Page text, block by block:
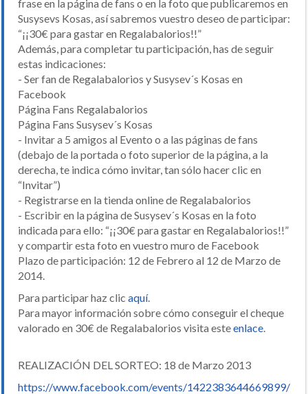
frase en la página de fans o en la foto que publicaremos en
Susysevs Kosas, así sabremos vuestro deseo de participar:
“¡¡30€ para gastar en Regalabalorios!!”
Además, para completar tu participación, has de seguir
estas indicaciones:
- Ser fan de Regalabalorios y Susysev´s Kosas en
Facebook
Página Fans Regalabalorios
Página Fans Susysev´s Kosas
- Invitar a 5 amigos al Evento o a las páginas de fans
(debajo de la portada o foto superior de la página, a la
derecha, te indica cómo invitar, tan sólo hacer clic en
“Invitar”)
- Registrarse en la tienda online de Regalabalorios
- Escribir en la página de Susysev´s Kosas en la foto
indicada para ello: “¡¡30€ para gastar en Regalabalorios!!”
y compartir esta foto en vuestro muro de Facebook
Plazo de participación: 12 de Febrero al 12 de Marzo de
2014.
Para participar haz clic aquí.
Para mayor información sobre cómo conseguir el cheque
valorado en 30€ de Regalabalorios visita esteenlace.
REALIZACIÓN DEL SORTEO: 18 de Marzo 2013
https://www.facebook.com/events/1422383644669899/